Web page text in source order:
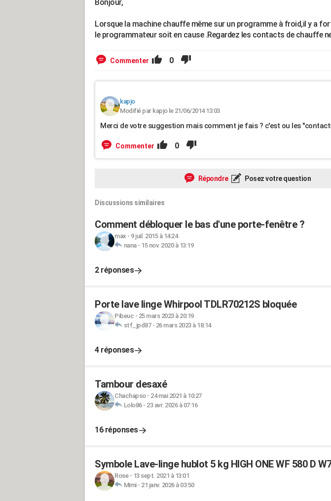
Bonjour,
Lorsque la machine chauffe même sur un programme à froid,il y a
le programmateur soit en cause .Regardez les contacts de chauffe
Commenter 0
kapjo
Modifié par kapjo le 21/06/2014 13:03
Merci de votre suggestion mais comment je fais ? c'est ou les
Commenter 0
Répondre Posez votre question
Discussions similaires
Comment débloquer le bas d'une porte-fenêtre ?
max - 9 juil. 2015 à 14:24
nana- 15 nov. 2020 à 13:19
2 réponses
Porte lave linge Whirpool TDLR70212S bloquée
Pibeuc - 25 mars 2023 à 20:19
stf_jpd87- 26 mars 2023 à 18:14
4 réponses
Tambour desaxé
Chachapso- 24 mai 2021 à 10:27
Lolo86- 23 avr. 2026 à 07:16
16 réponses
Symbole Lave-linge hublot 5 kg HIGH ONE WF 580 D
Rose- 13 sept. 2021 à 13:01
Mimi- 21 janv. 2026 à 03:50